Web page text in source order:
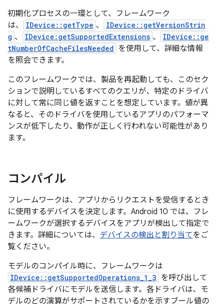
初期化プロセスの一環として、フレームワーク
は、
IDevice::getType 、
IDevice::getVersionStrin
g 、 IDevice:getSupportedExtensions 、
IDevice::ge
tNumberOfCacheFilesNeeded を使用して、詳細な情報
を照会できます。
このフレームワークでは、製品を再起動しても、このセク
ションで説明しているすべてのクエリが、特定のドライバ
に対して常に同じ値を返すことを想定しています。値が異
なると、そのドライバを使用しているアプリのパフォーマ
ンスが低下したり、動作が正しく行われない可能性があり
ます。
コンパイル
フレームワークは、アプリからリクエストを受信するとき
に使用するデバイスを決定します。Android 10 では、フレ
ームワークが選択するデバイスをアプリが検出して指定で
きます。詳細については、 デバイスの検出と割り当てをご
覧ください。
モデルのコンパイル時に、フレームワークは
IDevice::getSupportedOperations_1_3 を呼び出して
各候補ドライバにモデルを送信します。各ドライバは、モ
デルのどの演算がサポートされているかを示すブール値の